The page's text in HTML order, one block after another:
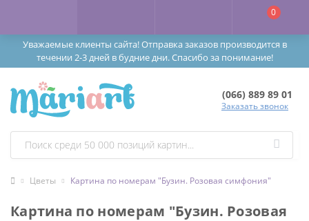
Уважаемые клиенты сайта! Отправка заказов производится в
течении 2-3 дней в будние дни. Спасибо за понимание!
0
(066) 889 89 01
Заказать звонок
Цветы Картина по номерам "Бузин. Розовая симфония"
Картина по номерам "Бузин. Розовая